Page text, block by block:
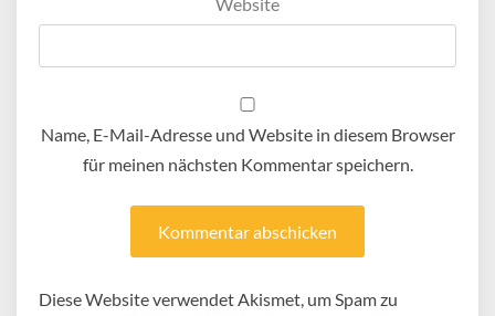
Name, E-Mail-Adresse und Website in diesem Browser
für meinen nächsten Kommentar speichern.
Diese Website verwendet Akismet, um Spam zu